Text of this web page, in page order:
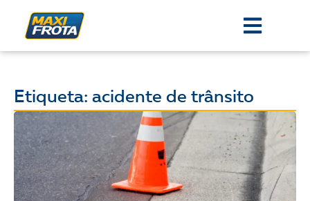
Etiqueta: acidente de trânsito